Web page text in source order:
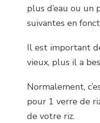
plus d’eau ou un
suivantes en
Il est important
vieux, plus il a
Normalement,
pour 1 verre de
de votre riz.